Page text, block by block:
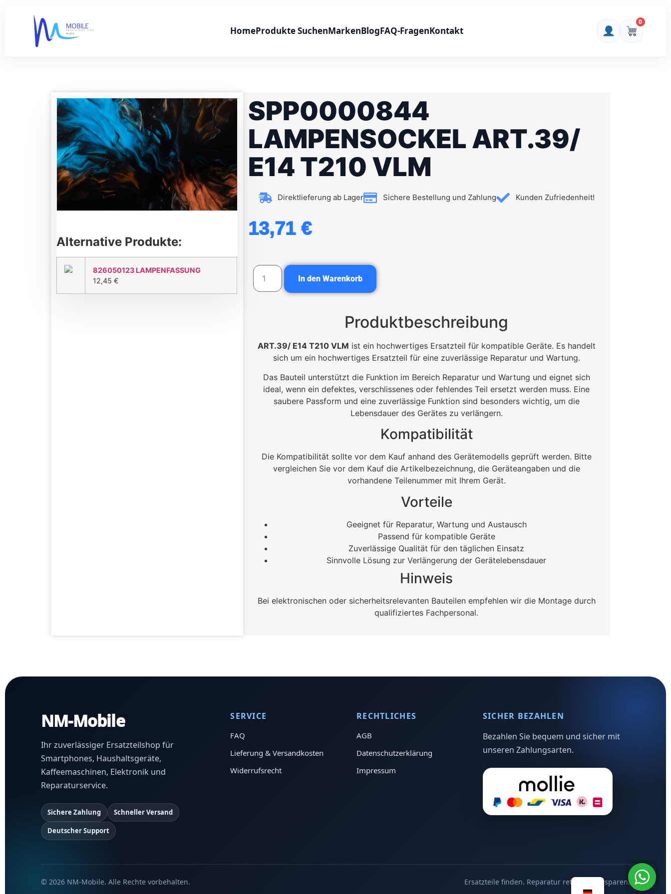
HomeProdukte SuchenMarkenBlogFAQ-FragenKontakt
0
Alternative Produkte:
826050123 LAMPENFASSUNG
12,45 €
SPP0000844
LAMPENSOCKEL ART.39/
E14 T210 VLM
Direktlieferung ab Lager Sichere Bestellung und Zahlung Kunden Zufriedenheit!
13,71 €
In den Warenkorb
Produktbeschreibung
ART.39/ E14 T210 VLM ist ein hochwertiges Ersatzteil für kompatible Geräte. Es handelt
sich um ein hochwertiges Ersatzteil für eine zuverlässige Reparatur und Wartung.
Das Bauteil unterstützt die Funktion im Bereich Reparatur und Wartung und eignet sich
ideal, wenn ein defektes, verschlissenes oder fehlendes Teil ersetzt werden muss. Eine
saubere Passform und eine zuverlässige Funktion sind besonders wichtig, um die
Lebensdauer des Gerätes zu verlängern.
Kompatibilität
Die Kompatibilität sollte vor dem Kauf anhand des Gerätemodells geprüft werden. Bitte
vergleichen Sie vor dem Kauf die Artikelbezeichnung, die Geräteangaben und die
vorhandene Teilenummer mit Ihrem Gerät.
Vorteile
Geeignet für Reparatur, Wartung und Austausch
Passend für kompatible Geräte
Zuverlässige Qualität für den täglichen Einsatz
Sinnvolle Lösung zur Verlängerung der Gerätelebensdauer
Hinweis
Bei elektronischen oder sicherheitsrelevanten Bauteilen empfehlen wir die Montage durch
qualifiziertes Fachpersonal.
NM-Mobile
Ihr zuverlässiger Ersatzteilshop für
Smartphones, Haushaltsgeräte,
Kaffeemaschinen, Elektronik und
Reparaturservice.
Sichere Zahlung Schneller Versand
Deutscher Support
SERVICE
FAQ
Lieferung & Versandkosten
Widerrufsrecht
RECHTLICHES
AGB
Datenschutzerklärung
Impressum
SICHER BEZAHLEN
Bezahlen Sie bequem und sicher mit
unseren Zahlungsarten.
© 2026 NM-Mobile. Alle Rechte vorbehalten. Ersatzteile finden. Reparatur retten. Geld sparen.